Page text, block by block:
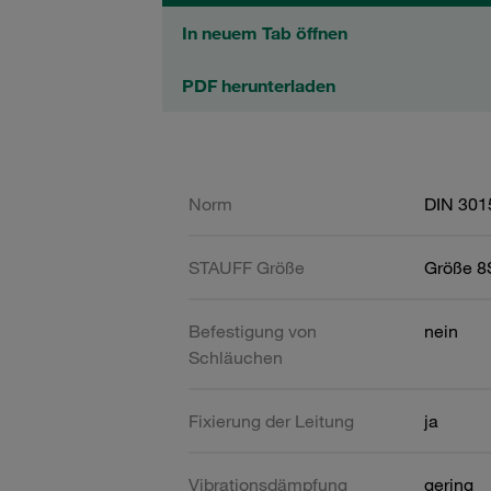
In neuem Tab öffnen
PDF herunterladen
Norm DIN
STAUFF Größe Größe
Befestigung von
Schläuchen
nein
Fixierung der Leitung ja
Vibrationsdämpfung gering